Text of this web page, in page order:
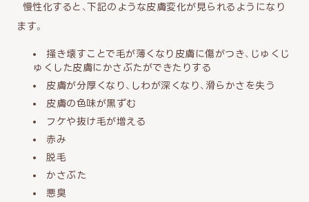
慢性化すると、下記のような皮膚変化が見られるようになり
ます。
掻き壊すことで毛が薄くなり皮膚に傷がつき、じゅくじ
ゅくした皮膚にかさぶたができたりする
皮膚が分厚くなり、しわが深くなり、滑らかさを失う
皮膚の色味が黒ずむ
フケや抜け毛が増える
赤み
脱毛
かさぶた
悪臭